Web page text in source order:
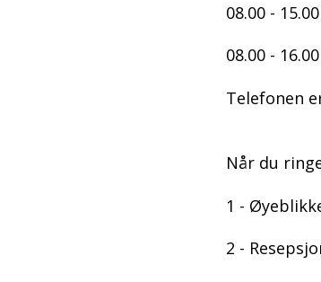
08.00 -
08.00 -
Telefonen
Når du
1 -
2 -